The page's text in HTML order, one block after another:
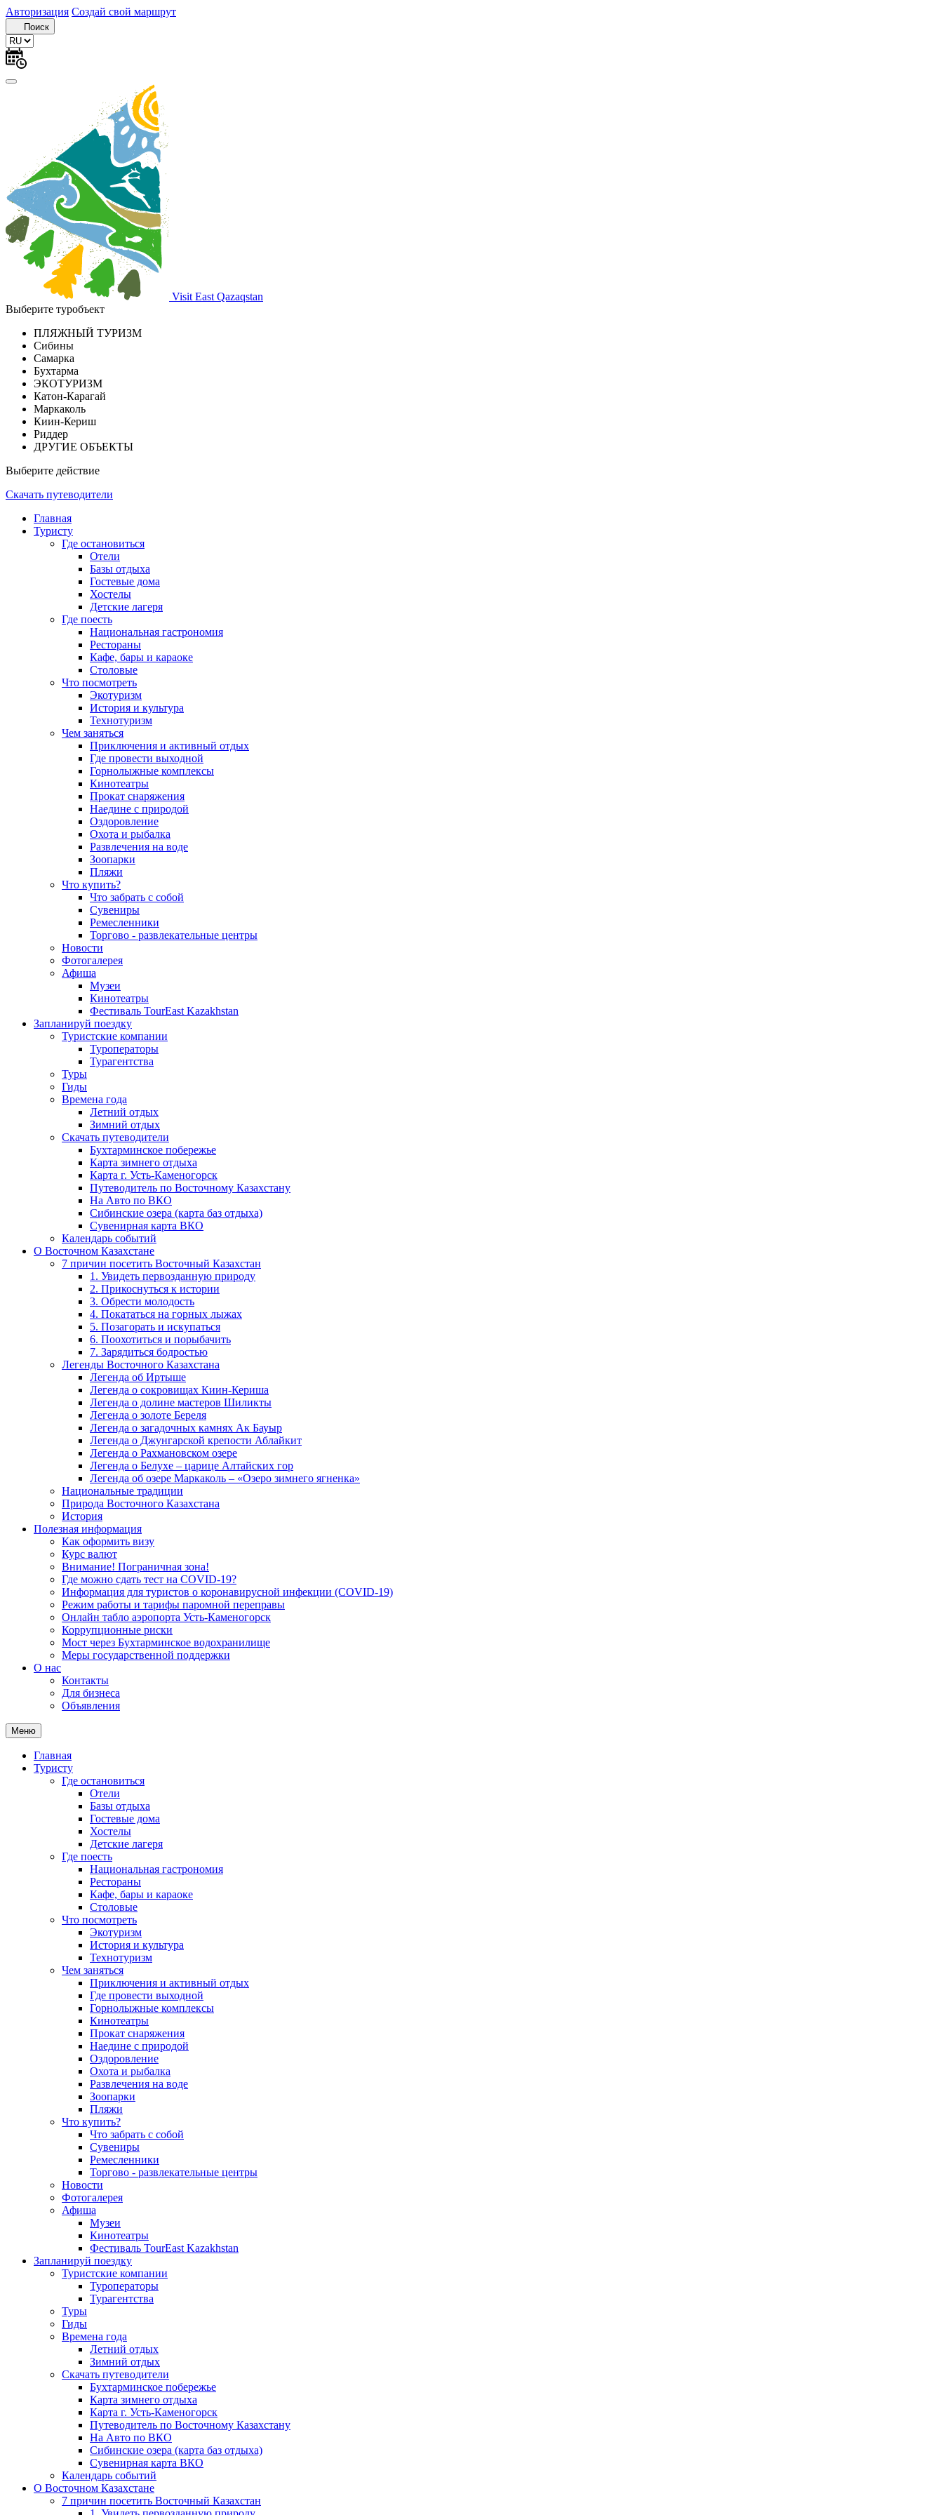
Авторизация Создай свой маршрут
Поиск
Visit East Qazaqstan
Выберите туробъект
ПЛЯЖНЫЙ ТУРИЗМ
Сибины
Самарка
Бухтарма
ЭКОТУРИЗМ
Катон-Карагай
Маркаколь
Киин-Кериш
Риддер
ДРУГИЕ ОБЪЕКТЫ
Выберите действие
Скачать путеводители
Главная
Туристу
Где остановиться
Отели
Базы отдыха
Гостевые дома
Хостелы
Детские лагеря
Где поесть
Национальная гастрономия
Рестораны
Кафе, бары и караоке
Столовые
Что посмотреть
Экотуризм
История и культура
Технотуризм
Чем заняться
Приключения и активный отдых
Где провести выходной
Горнолыжные комплексы
Кинотеатры
Прокат снаряжения
Наедине с природой
Оздоровление
Охота и рыбалка
Развлечения на воде
Зоопарки
Пляжи
Что купить?
Что забрать с собой
Сувениры
Ремесленники
Торгово - развлекательные центры
Новости
Фотогалерея
Афиша
Музеи
Кинотеатры
Фестиваль TourEast Kazakhstan
Запланируй поездку
Туристские компании
Туроператоры
Турагентства
Туры
Гиды
Времена года
Летний отдых
Зимний отдых
Скачать путеводители
Бухтарминское побережье
Карта зимнего отдыха
Карта г. Усть-Каменогорск
Путеводитель по Восточному Казахстану
На Авто по ВКО
Сибинские озера (карта баз отдыха)
Сувенирная карта ВКО
Календарь событий
О Восточном Казахстане
7 причин посетить Восточный Казахстан
1. Увидеть первозданную природу
2. Прикоснуться к истории
3. Обрести молодость
4. Покататься на горных лыжах
5. Позагорать и искупаться
6. Поохотиться и порыбачить
7. Зарядиться бодростью
Легенды Восточного Казахстана
Легенда об Иртыше
Легенда о сокровищах Киин-Кериша
Легенда о долине мастеров Шиликты
Легенда о золоте Береля
Легенда о загадочных камнях Ак Бауыр
Легенда о Джунгарской крепости Аблайкит
Легенда о Рахмановском озере
Легенда о Белухе – царице Алтайских гор
Легенда об озере Маркаколь – «Озеро зимнего ягненка»
Национальные традиции
Природа Восточного Казахстана
История
Полезная информация
Как оформить визу
Курс валют
Внимание! Пограничная зона!
Где можно сдать тест на COVID-19?
Информация для туристов о коронавирусной инфекции (COVID-19)
Режим работы и тарифы паромной переправы
Онлайн табло аэропорта Усть-Каменогорск
Коррупционные риски
Мост через Бухтарминское водохранилище
Меры государственной поддержки
О нас
Контакты
Для бизнеса
Объявления
Меню
Главная
Туристу
Где остановиться
Отели
Базы отдыха
Гостевые дома
Хостелы
Детские лагеря
Где поесть
Национальная гастрономия
Рестораны
Кафе, бары и караоке
Столовые
Что посмотреть
Экотуризм
История и культура
Технотуризм
Чем заняться
Приключения и активный отдых
Где провести выходной
Горнолыжные комплексы
Кинотеатры
Прокат снаряжения
Наедине с природой
Оздоровление
Охота и рыбалка
Развлечения на воде
Зоопарки
Пляжи
Что купить?
Что забрать с собой
Сувениры
Ремесленники
Торгово - развлекательные центры
Новости
Фотогалерея
Афиша
Музеи
Кинотеатры
Фестиваль TourEast Kazakhstan
Запланируй поездку
Туристские компании
Туроператоры
Турагентства
Туры
Гиды
Времена года
Летний отдых
Зимний отдых
Скачать путеводители
Бухтарминское побережье
Карта зимнего отдыха
Карта г. Усть-Каменогорск
Путеводитель по Восточному Казахстану
На Авто по ВКО
Сибинские озера (карта баз отдыха)
Сувенирная карта ВКО
Календарь событий
О Восточном Казахстане
7 причин посетить Восточный Казахстан